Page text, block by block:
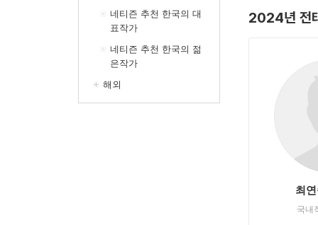
네티즌 추천 한국의 대
표작가
네티즌 추천 한국의 젊
은작가
해외
2024년 전
최
국내